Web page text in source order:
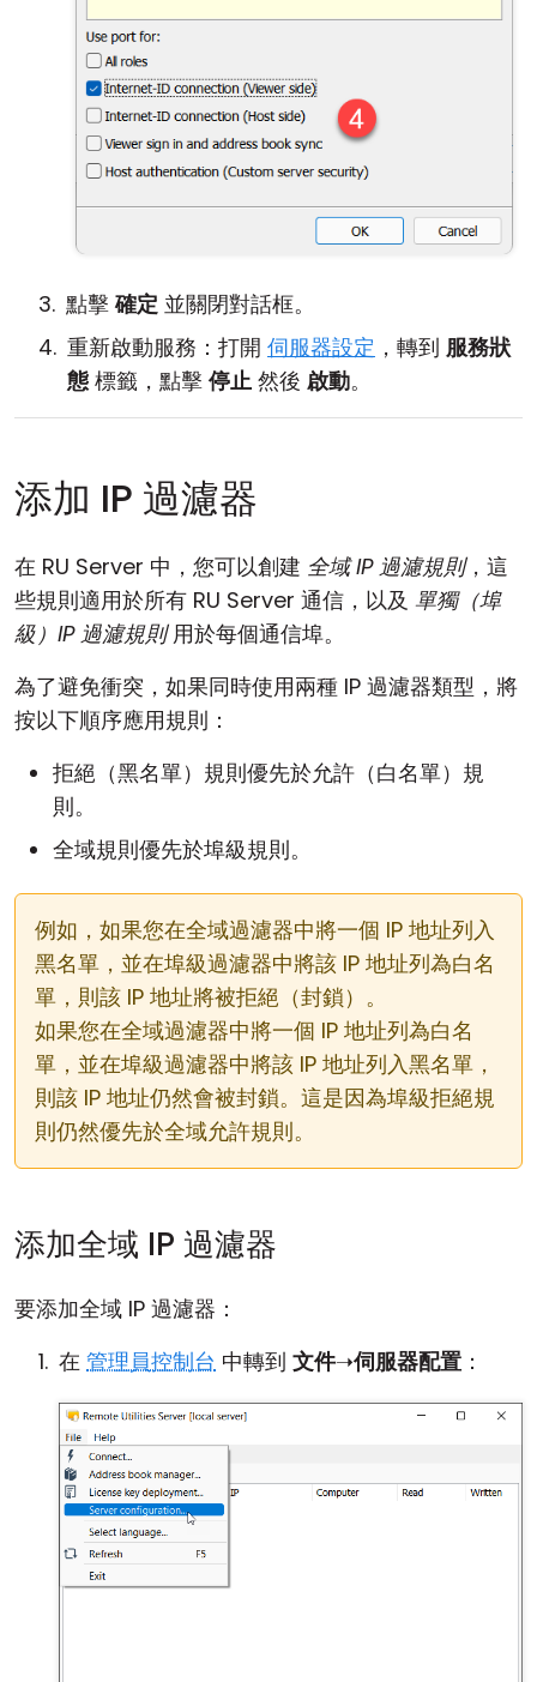
點擊確定 並關閉對話框。
重新啟動服務：打開 伺服器設定 ，轉到 服務狀
態標籤，點擊 停止 然後 啟動。
添加 IP 過濾器
在 RU Server 中，您可以創建 全域 IP 過濾規則，這
些規則適用於所有 RU Server 通信，以及 單獨（埠
級）IP 過濾規則用於每個通信埠。
為了避免衝突，如果同時使用兩種 IP 過濾器類型，將
按以下順序應用規則：
拒絕（黑名單）規則優先於允許（白名單）規
則。
全域規則優先於埠級規則。
例如，如果您在全域過濾器中將一個 IP 地址列入
黑名單，並在埠級過濾器中將該 IP 地址列為白名
單，則該 IP 地址將被拒絕（封鎖）。
如果您在全域過濾器中將一個 IP 地址列為白名
單，並在埠級過濾器中將該 IP 地址列入黑名單，
則該 IP 地址仍然會被封鎖。這是因為埠級拒絕規
則仍然優先於全域允許規則。
添加全域 IP 過濾器
要添加全域 IP 過濾器：
在 管理員控制台 中轉到 文件➝伺服器配置 ：